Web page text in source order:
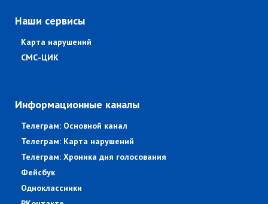
Наши сервисы
Карта нарушений
СМС-ЦИК
Информационные каналы
Телеграм: Основной канал
Телеграм: Карта нарушений
Телеграм: Хроника дня голосования
Фейсбук
Одноклассники